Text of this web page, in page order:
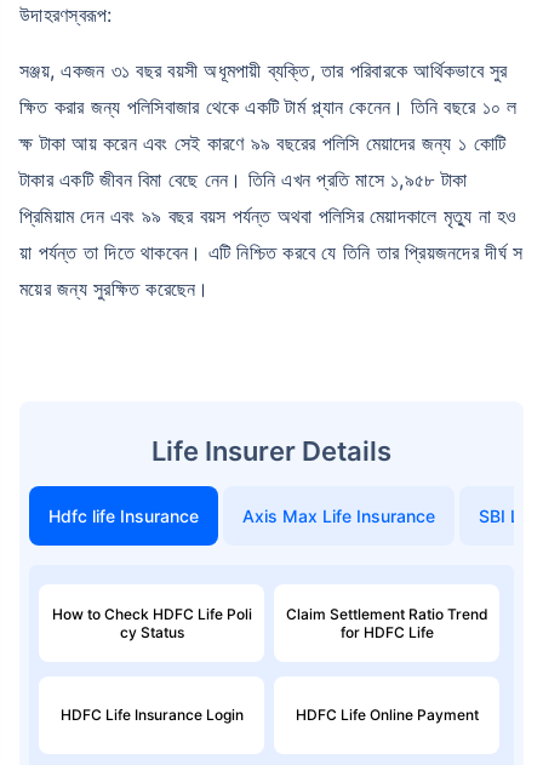
উদাহরণস্বরূপ:
সঞ্জয়, একজন ৩১ বছর বয়সী অধূমপায়ী ব্যক্তি, তার পরিবারকে আর্থিকভাবে সুর
ক্ষিত করার জন্য পলিসিবাজার থেকে একটি টার্ম প্ল্যান কেনেন। তিনি বছরে ১০ ল
ক্ষ টাকা আয় করেন এবং সেই কারণে ৯৯ বছরের পলিসি মেয়াদের জন্য ১ কোটি
টাকার একটি জীবন বিমা বেছে নেন। তিনি এখন প্রতি মাসে ১,৯৫৮ টাকা
প্রিমিয়াম দেন এবং ৯৯ বছর বয়স পর্যন্ত অথবা পলিসির মেয়াদকালে মৃত্যু না হও
য়া পর্যন্ত তা দিতে থাকবেন। এটি নিশ্চিত করবে যে তিনি তার প্রিয়জনদের দীর্ঘ স
ময়ের জন্য সুরক্ষিত করেছেন।
Life Insurer Details
Hdfc life Insurance Axis Max Life Insurance SBI
How to Check HDFC Life Poli
cy Status
Claim Settlement Ratio Trend
for HDFC Life
HDFC Life Insurance Login HDFC Life Online Payment